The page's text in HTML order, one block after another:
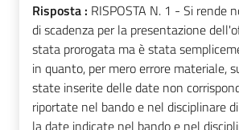
Risposta : RISPOSTA N. 1 - Si rende
di scadenza per la presentazione
stata prorogata ma è stata
in quanto, per mero errore materiale,
state inserite delle date non
riportate nel bando e nel disciplinare
la date indicate nel bando e nel